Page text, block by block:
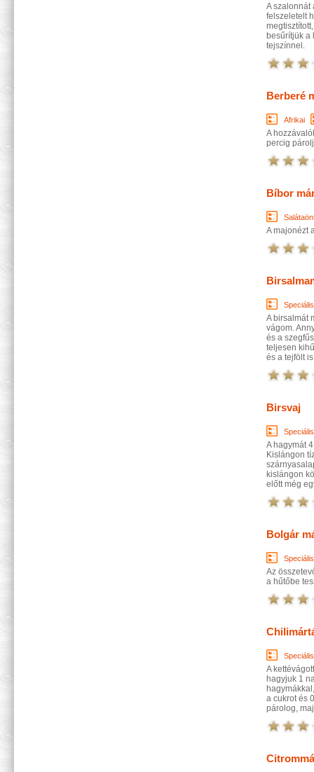
A szalonnát
felszeletelt
besűrítjük a
tejszínnel.
Berberé
Afrikai
A
percig
Bíbor
A majonézt
A birsalmát
vágom.
és a
teljesen
és a tejfölt
Birsvaj
A hagymát
Kislángon
kislángon
előtt még
Bolgár
Az
a hűtőbe
A
hagyjuk 1
a cukrot és
párolog,